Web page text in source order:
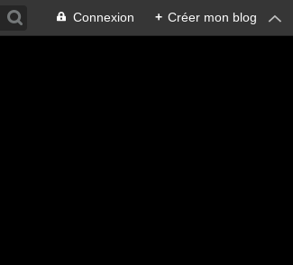
Connexion + Créer mon blog